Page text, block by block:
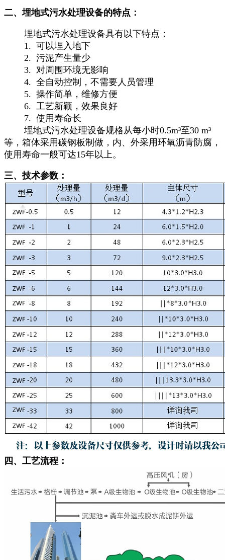
二、埋地式污水处理设备的特点：
埋地式污水处理设备具有以下特点：
1. 可以埋入地下
2. 污泥产生量少
3. 对周围环境无影响
4. 全自动控制，不需要人员管理
5. 操作简单，维修方便
6. 工艺新颖，效果良好
7. 使用寿命长
埋地式污水处理设备规格从每小时0.5m³至30 m³
等，箱体采用碳钢板制做，内、外采用环氧沥青防腐，
使用寿命一般可达15年以上。
三、技术参数：
四、工艺流程：